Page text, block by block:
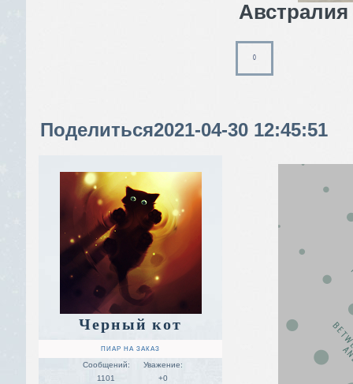
0
Поделиться2021-04-30 12:45:51
Черный кот
ПИАР НА ЗАКАЗ
Сообщений:
1101
Уважение:
+0